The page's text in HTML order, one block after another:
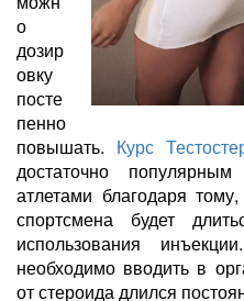
о
дозир
овку
посте
пенно
повышать. Курс
достаточно
атлетами благодаря
спортсмена будет
использования
необходимо вводить в
от стероида длился